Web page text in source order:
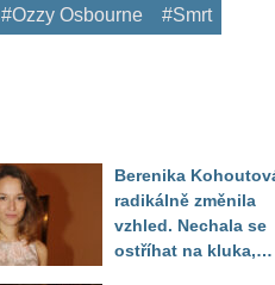
#Ozzy Osbourne #Smrt
Berenika
radikálně změnila
vzhled. Nechala se
ostříhat na kluka,